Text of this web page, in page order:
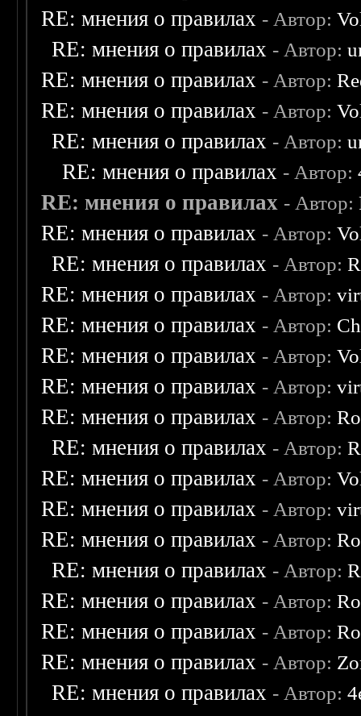
RE: мнения о правилах - Автор:
RE: мнения о правилах - Автор:
RE: мнения о правилах - Автор:
RE: мнения о правилах - Автор:
RE: мнения о правилах - Автор:
RE: мнения о правилах - Автор:
RE: мнения о правилах - Автор:
RE: мнения о правилах - Автор:
RE: мнения о правилах - Автор:
RE: мнения о правилах - Автор:
RE: мнения о правилах - Автор:
RE: мнения о правилах - Автор:
RE: мнения о правилах - Автор:
RE: мнения о правилах - Автор:
RE: мнения о правилах - Автор:
RE: мнения о правилах - Автор:
RE: мнения о правилах - Автор:
RE: мнения о правилах - Автор:
RE: мнения о правилах - Автор:
RE: мнения о правилах - Автор:
RE: мнения о правилах - Автор:
RE: мнения о правилах - Автор:
RE: мнения о правилах - Автор: